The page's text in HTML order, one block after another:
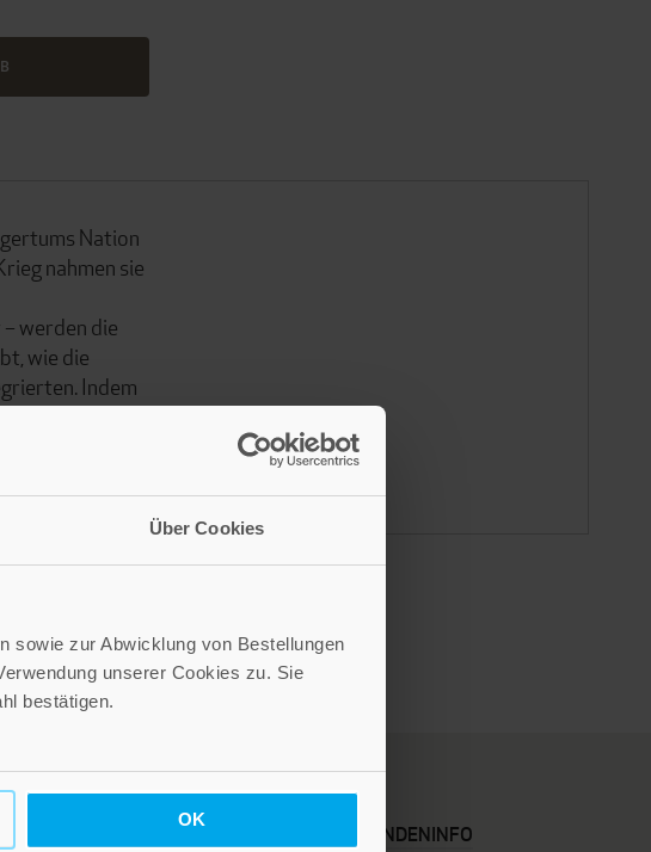
Über Cookies
sowie zur Abwicklung von Bestellungen
unserer Cookies zu. Sie
bestätigen.
OK
Nation
nahmen sie
werden die
wie die
Indem
in
als
KUNDENINFO